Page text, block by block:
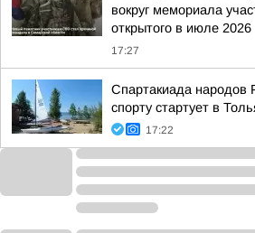
вокруг мемориала
открытого в июле 2026
17:27
Спартакиада народов
спорту стартует в
17:22